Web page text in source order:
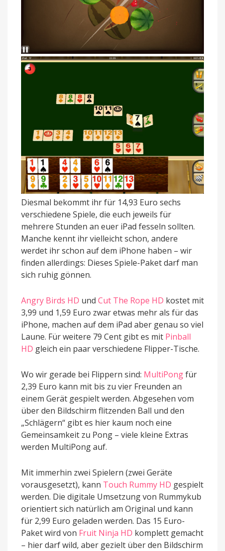
Diesmal bekommt ihr für 14,93 Euro sechs
verschiedene Spiele, die euch jeweils für
mehrere Stunden an euer iPad fesseln sollten.
Manche kennt ihr vielleicht schon, andere
werdet ihr schon auf dem iPhone haben – wir
finden allerdings: Dieses Spiele-Paket darf man
sich ruhig gönnen.
Angry Birds HD und Cut The Rope HD kostet mit
3,99 und 1,59 Euro zwar etwas mehr als für das
iPhone, machen auf dem iPad aber genau so viel
Laune. Für weitere 79 Cent gibt es mit Pinball
HD gleich ein paar verschiedene Flipper-Tische.
Wo wir gerade bei Flippern sind: MultiPongfür
2,39 Euro kann mit bis zu vier Freunden an
einem Gerät gespielt werden. Abgesehen vom
über den Bildschirm flitzenden Ball und den
„Schlägern“ gibt es hier kaum noch eine
Gemeinsamkeit zu Pong – viele kleine Extras
werden MultiPong auf.
Mit immerhin zwei Spielern (zwei Geräte
vorausgesetzt), kann Touch Rummy HD gespielt
werden. Die digitale Umsetzung von Rummykub
orientiert sich natürlich am Original und kann
für 2,99 Euro geladen werden. Das 15 Euro-
Paket wird von Fruit Ninja HD komplett gemacht
– hier darf wild, aber gezielt über den Bildschirm